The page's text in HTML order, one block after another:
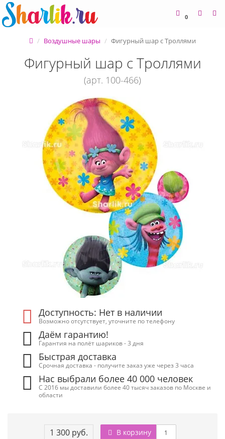
0
Воздушные шары Фигурный шар с Троллями
Фигурный шар с Троллями
(арт. 100-466)
Доступность: Нет в наличии
Возможно отсутствует, уточните по телефону
Даём гарантию!
Гарантия на полёт шариков - 3 дня
Быстрая доставка
Срочная доставка - получите заказ уже через 3 часа
Нас выбрали более 40 000 человек
С 2016 мы доставили более 40 тысяч заказов по Москве и
области
1 300 руб. В корзину